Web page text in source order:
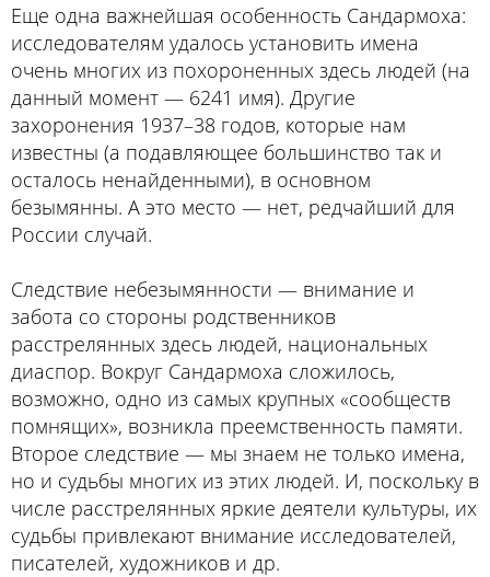
Еще одна важнейшая особенность Сандармоха:
исследователям удалось установить имена
очень многих из похороненных здесь людей (на
данный момент — 6241 имя). Другие
захоронения 1937–38 годов, которые нам
известны (а подавляющее большинство так и
осталось ненайденными), в основном
безымянны. А это место — нет, редчайший для
России случай.
Следствие небезымянности — внимание и
забота со стороны родственников
расстрелянных здесь людей, национальных
диаспор. Вокруг Сандармоха сложилось,
возможно, одно из самых крупных «сообществ
помнящих», возникла преемственность памяти.
Второе следствие — мы знаем не только имена,
но и судьбы многих из этих людей. И, поскольку в
числе расстрелянных яркие деятели культуры, их
судьбы привлекают внимание исследователей,
писателей, художников и др.